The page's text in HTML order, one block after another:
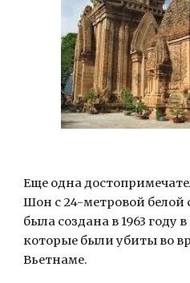
Еще одна
Шон с 24-метровой белой
была создана в 1963 году
которые были убиты во
Вьетнаме.